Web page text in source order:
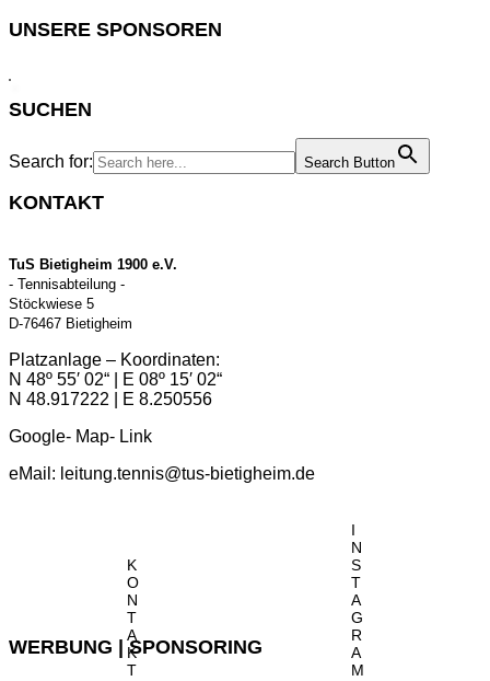
UNSERE SPONSOREN
SUCHEN
Search for: Search Button
KONTAKT
TuS Bietigheim 1900 e.V.
- Tennisabteilung -
Stöckwiese 5
D-76467 Bietigheim
Platzanlage – Koordinaten:
N 48º 55′ 02“ | E 08º 15′ 02“
N 48.917222 | E 8.250556
Google- Map- Link
eMail: leitung.tennis@tus-bietigheim.de
K
O
N
T
A
K
T
I
N
S
T
A
G
R
A
M
WERBUNG | SPONSORING